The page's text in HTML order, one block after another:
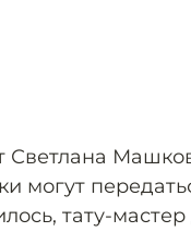
Светлана
могут
тату-